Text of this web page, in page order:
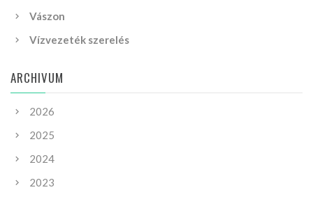
Vászon
Vízvezeték szerelés
ARCHIVUM
2026
2025
2024
2023